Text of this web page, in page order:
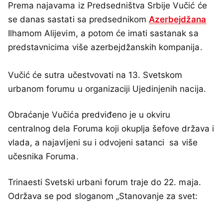
Prema najavama iz Predsedništva Srbije Vučić će
se danas sastati sa predsednikomAzerbejdžana
Ilhamom Alijevim, a potom će imati sastanak sa
predstavnicima više azerbejdžanskih kompanija.
Vučić će sutra učestvovati na 13. Svetskom
urbanom forumu u organizaciji Ujedinjenih nacija.
Obraćanje Vučića predviđeno je u okviru
centralnog dela Foruma koji okuplja šefove država i
vlada, a najavljeni su i odvojeni satanci sa više
učesnika Foruma.
Trinaesti Svetski urbani forum traje do 22. maja.
Održava se pod sloganom „Stanovanje za svet: